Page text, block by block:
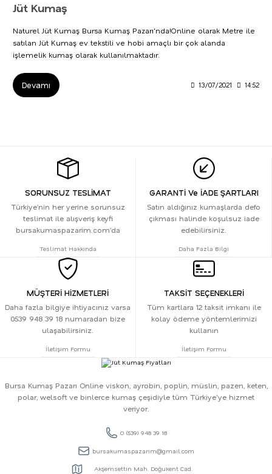
Jüt Kumaş
Naturel Jüt Kumaş Bursa Kumaş Pazarı'nda!Online olarak Metre ile
satılan Jüt Kumaş ev tekstili ve hobi amaçlı bir çok alanda
işlemelik kumaş olarak kullanılmaktadır.
Devamı 13/07/2021 14:52
SORUNSUZ TESLİMAT
Türkiye’nin her yerine sorunsuz
teslimat ile alışveriş keyfi
bursakumaspazarim.com’da
Teslimat Hakkında
GARANTİ Ve İADE ŞARTLARI
Satın aldığınız kumaşlarda defo
çıkması halinde koşulsuz iade
edebilirsiniz.
Daha Fazla Bilgi
MÜŞTERİ HİZMETLERİ
Daha fazla bilgiye ihtiyacınız varsa
0539 948 39 18 numaradan bize
ulaşabilirsiniz.
İletişim Formu
TAKSİT SEÇENEKLERİ
Tüm kartlara 12 taksit imkanı ile
kolay ödeme yöntemlerimizi
kullanın
İletişim Formu
Bursa Kumaş Pazarı Online viskon, ayrobin, poplin, müslin, pazen, keten,
polar, welsoft ve binlerce kumaş çeşidiyle tüm Türkiye'ye hizmet
veriyor.
0 (539) 948 39 18
bursakumaspazarim@gmail.com
Akşemsettin Mah. Doğukent Cad.